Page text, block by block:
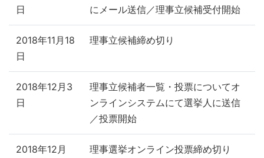
日
にメール送信／理事立候補受付開始
2018年11月18
日
理事立候補締め切り
2018年12月3
日
理事立候補者一覧・投票についてオ
ンラインシステムにて選挙人に送信
／投票開始
2018年12月
理事選挙オンライン投票締め切り